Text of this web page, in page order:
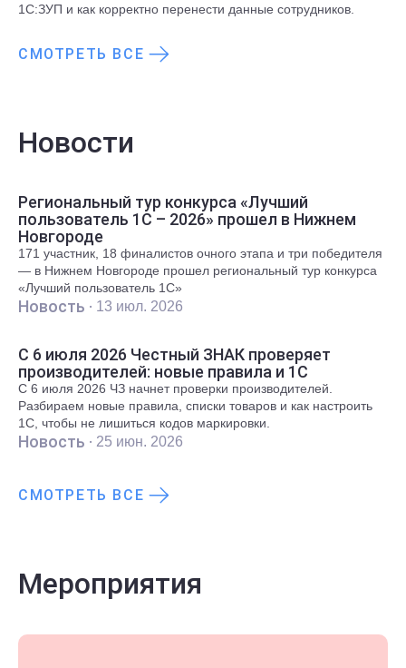
1С:ЗУП и как корректно перенести данные сотрудников.
СМОТРЕТЬ ВСЕ
Новости
Региональный тур конкурса «Лучший
пользователь 1С – 2026» прошел в Нижнем
Новгороде
171 участник, 18 финалистов очного этапа и три победителя
— в Нижнем Новгороде прошел региональный тур конкурса
«Лучший пользователь 1С»
Новость · 13 июл. 2026
С 6 июля 2026 Честный ЗНАК проверяет
производителей: новые правила и 1С
С 6 июля 2026 ЧЗ начнет проверки производителей.
Разбираем новые правила, списки товаров и как настроить
1С, чтобы не лишиться кодов маркировки.
Новость · 25 июн. 2026
СМОТРЕТЬ ВСЕ
Мероприятия